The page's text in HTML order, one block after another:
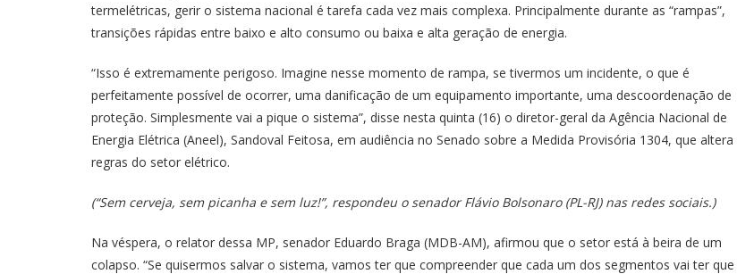
termelétricas, gerir o sistema nacional é tarefa cada vez mais complexa. Principalmente durante as “rampas”,
transições rápidas entre baixo e alto consumo ou baixa e alta geração de energia.
“Isso é extremamente perigoso. Imagine nesse momento de rampa, se tivermos um incidente, o que é
perfeitamente possível de ocorrer, uma danificação de um equipamento importante, uma descoordenação de
proteção. Simplesmente vai a pique o sistema”, disse nesta quinta (16) o diretor-geral da Agência Nacional de
Energia Elétrica (Aneel), Sandoval Feitosa, em audiência no Senado sobre a Medida Provisória 1304, que altera
regras do setor elétrico.
(“Sem cerveja, sem picanha e sem luz!”, respondeu o senador Flávio Bolsonaro (PL-RJ) nas redes sociais.)
Na véspera, o relator dessa MP, senador Eduardo Braga (MDB-AM), afirmou que o setor está à beira de um
colapso. “Se quisermos salvar o sistema, vamos ter que compreender que cada um dos segmentos vai ter que